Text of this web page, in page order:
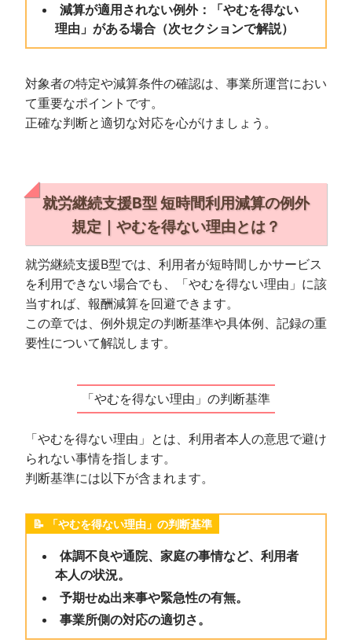
減算が適用されない例外：「やむを得ない
理由」がある場合（次セクションで解説）
対象者の特定や減算条件の確認は、事業所運営におい
て重要なポイントです。
正確な判断と適切な対応を心がけましょう。
就労継続支援B型 短時間利用減算の例外
規定｜やむを得ない理由とは？
就労継続支援B型では、利用者が短時間しかサービス
を利用できない場合でも、「やむを得ない理由」に該
当すれば、報酬減算を回避できます。
この章では、例外規定の判断基準や具体例、記録の重
要性について解説します。
「やむを得ない理由」の判断基準
「やむを得ない理由」とは、利用者本人の意思で避け
られない事情を指します。
判断基準には以下が含まれます。
「やむを得ない理由」の判断基準
体調不良や通院、家庭の事情など、利用者
本人の状況。
予期せぬ出来事や緊急性の有無。
事業所側の対応の適切さ。